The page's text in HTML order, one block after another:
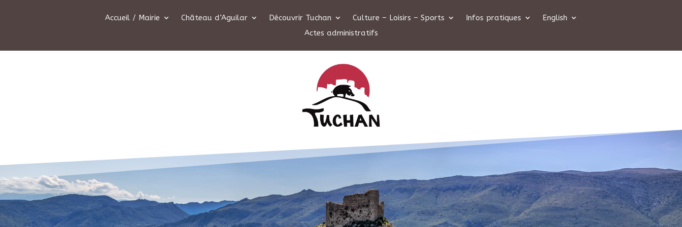
Accueil / Mairie Château d’Aguilar Découvrir Tuchan Culture – Loisirs – Sports Infos pratiques
English
Actes administratifs